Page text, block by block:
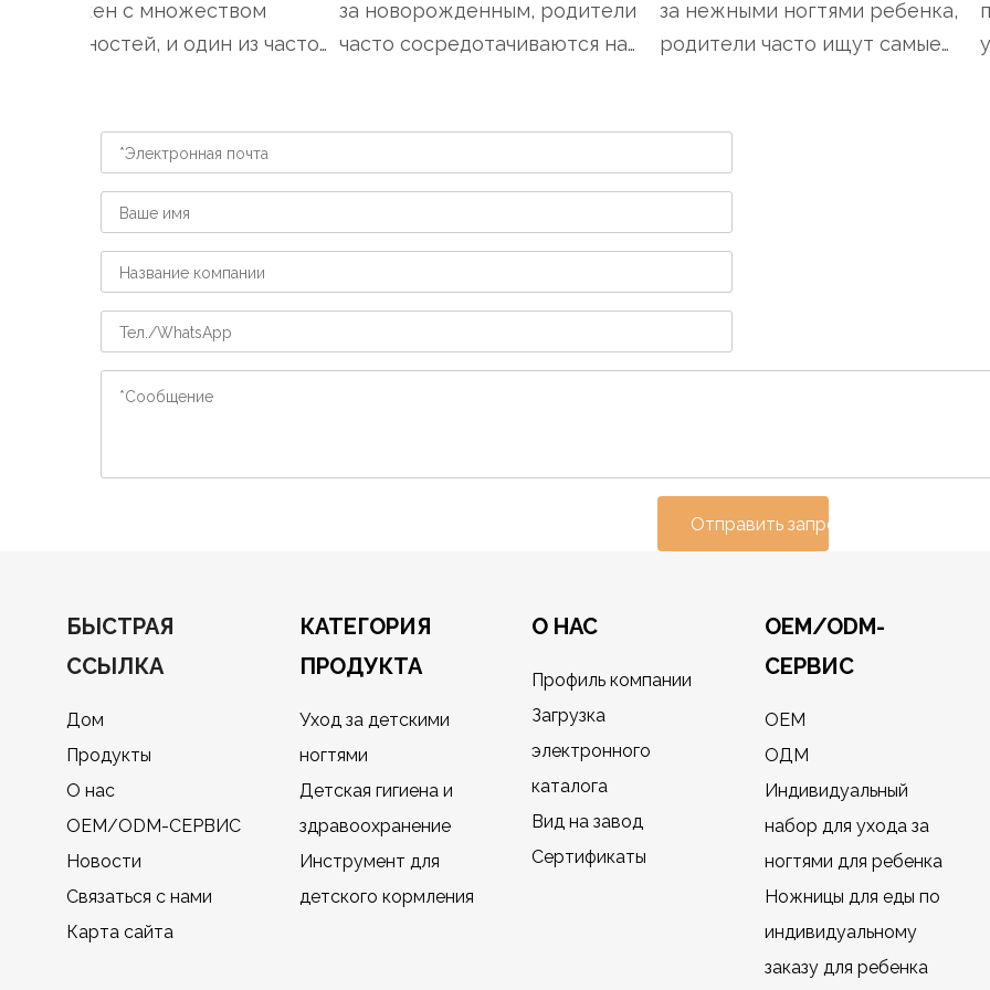
сопряжен с множеством
обязанностей, и один из часто
за новорожденным, родители
часто сосредотачиваются на
за нежными ногтями ребенка,
родители часто ищут самые
Отправить запрос
БЫСТРАЯ
ССЫЛКА
Дом
Продукты
О нас
OEM/ODM-СЕРВИС
Новости
Связаться с нами
Карта сайта
КАТЕГОРИЯ
ПРОДУКТА
Уход за детскими
ногтями
Детская гигиена и
здравоохранение
Инструмент для
детского кормления
О НАС
Профиль компании
Загрузка
электронного
каталога
Вид на завод
Сертификаты
OEM/ODM-
СЕРВИС
OEM
ОДМ
Индивидуальный
набор для ухода за
ногтями для ребенка
Ножницы для еды по
индивидуальному
заказу для ребенка